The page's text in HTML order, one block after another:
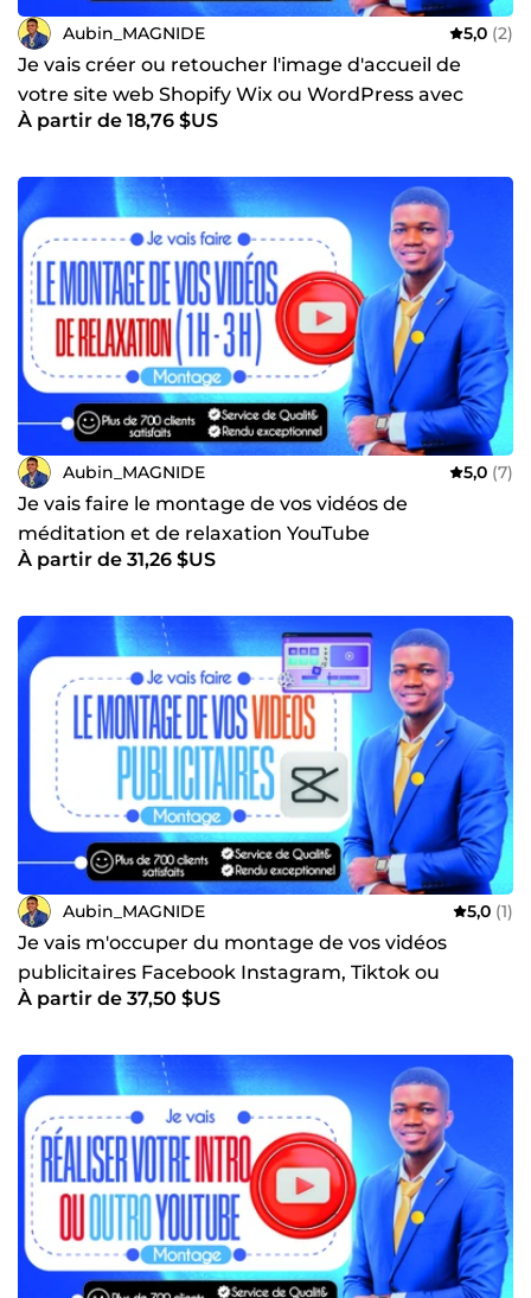
Aubin_MAGNIDE 5,0 (2)
Je vais créer ou retoucher l'image d'accueil de
votre site web Shopify Wix ou WordPress avec
photoshop
À partir de 18,76 $US
Aubin_MAGNIDE 5,0 (7)
Je vais faire le montage de vos vidéos de
méditation et de relaxation YouTube
À partir de 31,26 $US
Aubin_MAGNIDE 5,0 (1)
Je vais m'occuper du montage de vos vidéos
publicitaires Facebook Instagram, Tiktok ou
Snapchat
À partir de 37,50 $US